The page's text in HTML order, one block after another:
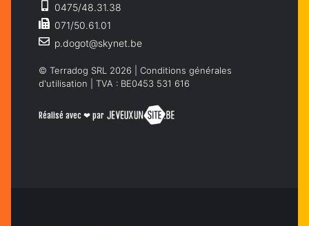
0475/48.31.38
071/50.61.01
p.dogot@skynet.be
© Terradog SRL 2026 | Conditions générales
d'utilisation | TVA : BE0453 531 616
Réalisé avec ❤ par